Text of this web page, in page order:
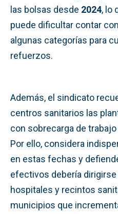
las bolsas desde 2024, lo
puede dificultar contar
algunas categorías para
refuerzos.
Además, el sindicato
centros sanitarios las
con sobrecarga de
Por ello, considera
en estas fechas y
efectivos debería
hospitales y recintos
municipios que